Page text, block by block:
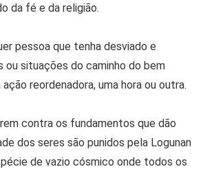
da fé e da religião.
pessoa que tenha desviado e
ou situações do caminho do bem
reordenadora, uma hora ou outra.
contra os fundamentos que dão
dos seres são punidos pela Logunan
de vazio cósmico onde todos os